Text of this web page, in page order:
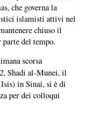
che governa la
islamisti attivi nel
chiuso il
del tempo.
scorsa
, Shadi al-Munei, il
in Sinai, si è di
per dei colloqui